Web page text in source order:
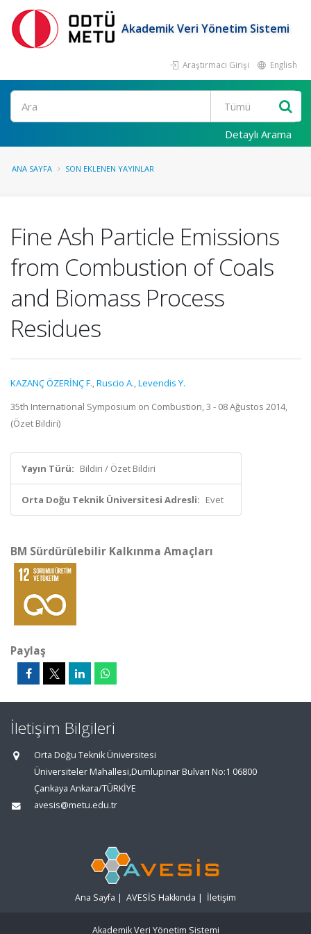
Akademik Veri Yönetim Sistemi
Araştırmacı Girişi English
Ara
Detaylı Arama
ANA SAYFA SON EKLENEN YAYINLAR
Fine Ash Particle Emissions
from Combustion of Coals
and Biomass Process
Residues
KAZANÇ ÖZERİNÇ F.,Ruscio A.,Levendis Y.
35th International Symposium on Combustion, 3 - 08 Ağustos 2014,
(Özet Bildiri)
Yayın Türü: Bildiri / Özet Bildiri
Orta Doğu Teknik Üniversitesi Adresli: Evet
BM Sürdürülebilir Kalkınma Amaçları
Paylaş
İletişim Bilgileri
Orta Doğu Teknik Üniversitesi
Üniversiteler Mahallesi,Dumlupınar Bulvarı No:1 06800
Çankaya Ankara/TÜRKİYE
avesis@metu.edu.tr
Ana Sayfa | AVESİS Hakkında | İletişim
Akademik Veri Yönetim Sistemi